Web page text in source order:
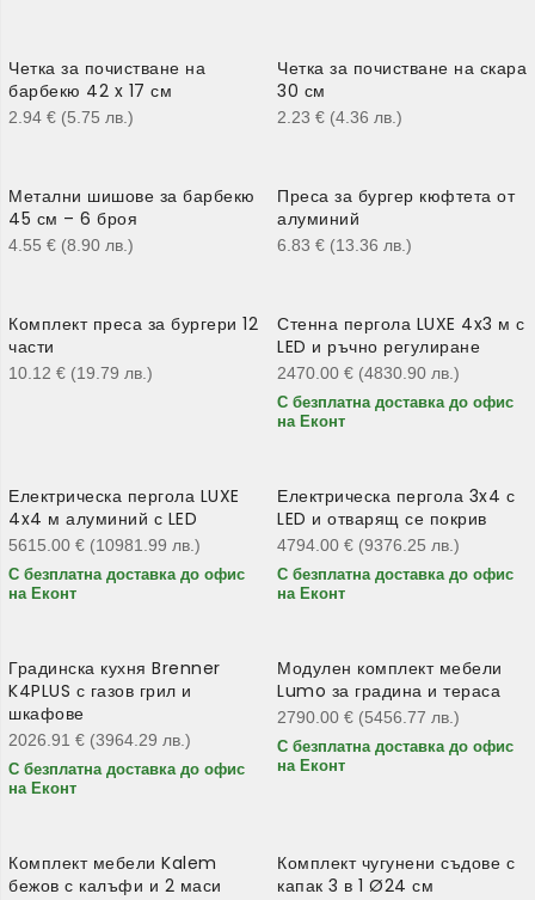
Четка за почистване на
барбекю 42 x 17 см
2.94 € (5.75 лв. )
Четка за почистване на скара
30 см
2.23 € (4.36 лв. )
Метални шишове за барбекю
45 см – 6 броя
4.55 € (8.90 лв. )
Преса за бургер кюфтета от
алуминий
6.83 € (13.36 лв. )
Комплект преса за бургери 12
части
10.12 € (19.79 лв. )
Стенна пергола LUXE 4x3 м с
LED и ръчно регулиране
2470.00 € (4830.90 лв. )
С безплатна доставка до офис
на Еконт
Електрическа пергола LUXE
4x4 м алуминий с LED
5615.00 € (10981.99 лв. )
С безплатна доставка до офис
на Еконт
Електрическа пергола 3x4 с
LED и отварящ се покрив
4794.00 € (9376.25 лв. )
С безплатна доставка до офис
на Еконт
Градинска кухня Brenner
K4PLUS с газов грил и
шкафове
2026.91 € (3964.29 лв. )
С безплатна доставка до офис
на Еконт
Модулен комплект мебели
Lumo за градина и тераса
2790.00 € (5456.77 лв. )
С безплатна доставка до офис
на Еконт
Комплект мебели Kalem
бежов с калъфи и 2 маси
Комплект чугунени съдове с
капак 3 в 1 Ø24 см